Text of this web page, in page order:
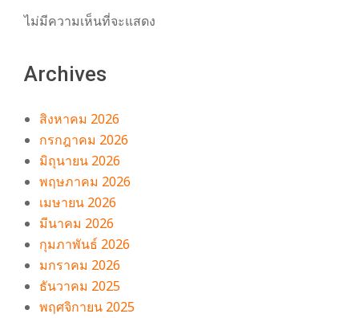
ไม่มีความเห็นที่จะแสดง
Archives
สิงหาคม 2026
กรกฎาคม 2026
มิถุนายน 2026
พฤษภาคม 2026
เมษายน 2026
มีนาคม 2026
กุมภาพันธ์ 2026
มกราคม 2026
ธันวาคม 2025
พฤศจิกายน 2025